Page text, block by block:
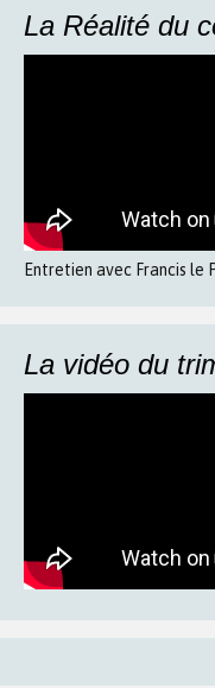
La Réalité du
Entretien avec Francis le
La vidéo du